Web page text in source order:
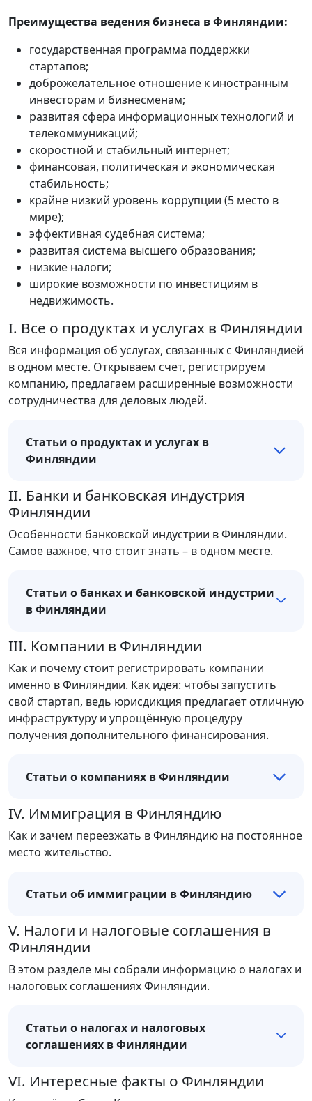
Преимущества ведения бизнеса в Финляндии:
государственная программа поддержки
стартапов;
доброжелательное отношение к иностранным
инвесторам и бизнесменам;
развитая сфера информационных технологий и
телекоммуникаций;
скоростной и стабильный интернет;
финансовая, политическая и экономическая
стабильность;
крайне низкий уровень коррупции (5 место в
мире);
эффективная судебная система;
развитая система высшего образования;
низкие налоги;
широкие возможности по инвестициям в
недвижимость.
I. Все о продуктах и услугах в Финляндии
Вся информация об услугах, связанных с Финляндией
в одном месте. Открываем счет, регистрируем
компанию, предлагаем расширенные возможности
сотрудничества для деловых людей.
Статьи о продуктах и услугах в
Финляндии
II. Банки и банковская индустрия
Финляндии
Особенности банковской индустрии в Финляндии.
Самое важное, что стоит знать – в одном месте.
Статьи о банках и банковской индустрии
в Финляндии
III. Компании в Финляндии
Как и почему стоит регистрировать компании
именно в Финляндии. Как идея: чтобы запустить
свой стартап, ведь юрисдикция предлагает отличную
инфраструктуру и упрощённую процедуру
получения дополнительного финансирования.
Статьи о компаниях в Финляндии
IV. Иммиграция в Финляндию
Как и зачем переезжать в Финляндию на постоянное
место жительство.
Статьи об иммиграции в Финляндию
V. Налоги и налоговые соглашения в
Финляндии
В этом разделе мы собрали информацию о налогах и
налоговых соглашениях Финляндии.
Статьи о налогах и налоговых
соглашениях в Финляндии
VI. Интересные факты о Финляндии